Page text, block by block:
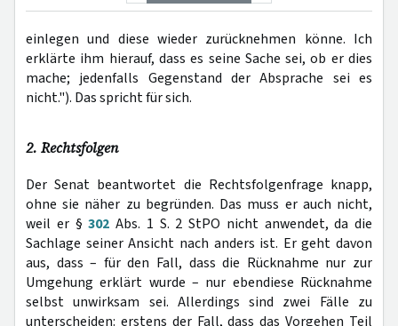
einlegen und diese wieder zurücknehmen könne. Ich
erklärte ihm hierauf, dass es seine Sache sei, ob er dies
mache; jedenfalls Gegenstand der Absprache sei es
nicht."). Das spricht für sich.
2. Rechtsfolgen
Der Senat beantwortet die Rechtsfolgenfrage knapp,
ohne sie näher zu begründen. Das muss er auch nicht,
weil er §302 Abs. 1 S. 2 StPO nicht anwendet, da die
Sachlage seiner Ansicht nach anders ist. Er geht davon
aus, dass – für den Fall, dass die Rücknahme nur zur
Umgehung erklärt wurde – nur ebendiese Rücknahme
selbst unwirksam sei. Allerdings sind zwei Fälle zu
unterscheiden: erstens der Fall, dass das Vorgehen Teil